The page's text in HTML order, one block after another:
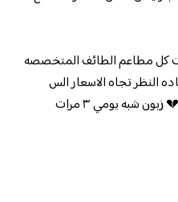
كل مطاعم الطائف المتخصصه
النظر تجاه الاسعار الس
يمنعني اني اتغدى عليه كل يوم ☹️💔 زبون شبه يومي ٣ مرات